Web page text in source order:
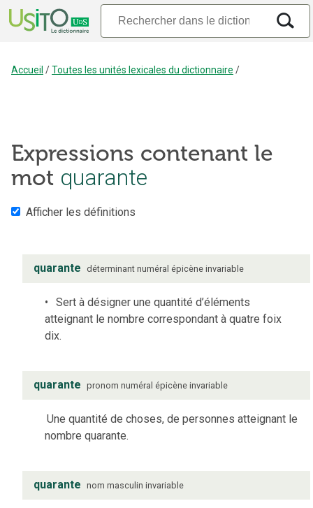
Accueil /Toutes les unités lexicales du dictionnaire /
Expressions contenant le
mot quarante
Afficher les définitions
quarante déterminant numéral épicène invariable
Sert à désigner une quantité d’éléments
atteignant le nombre correspondant à quatre foix
dix.
quarante pronom numéral épicène invariable
Une quantité de choses, de personnes atteignant le
nombre quarante.
quarante nom masculin invariable